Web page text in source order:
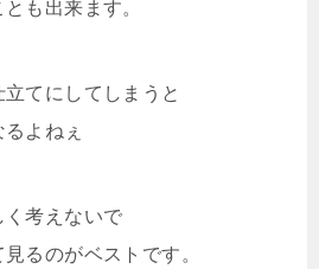
も出来ます。
てにしてしまうと
よねぇ
く考えないで
るのがベストです。